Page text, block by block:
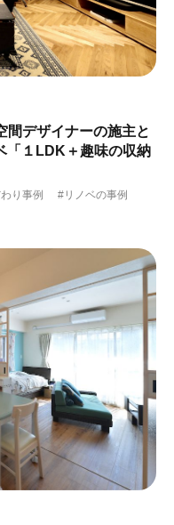
間デザイナーの施主と
「１LDK＋趣味の収納
り事例
#リノベの事例